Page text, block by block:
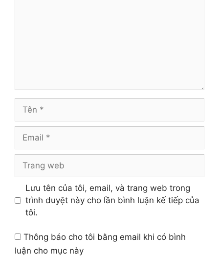
web
Lưu tên của tôi, email, và trang web trong
trình duyệt này cho lần bình luận kế tiếp của
tôi.
Thông báo cho tôi bằng email khi có bình
luận cho mục này